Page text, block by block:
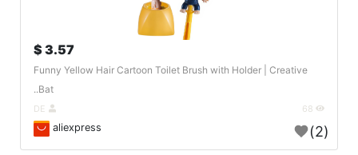
3.57 $
Funny Yellow Hair Cartoon Toilet Brush with Holder | Creative
Bat..
aliexpress (2)